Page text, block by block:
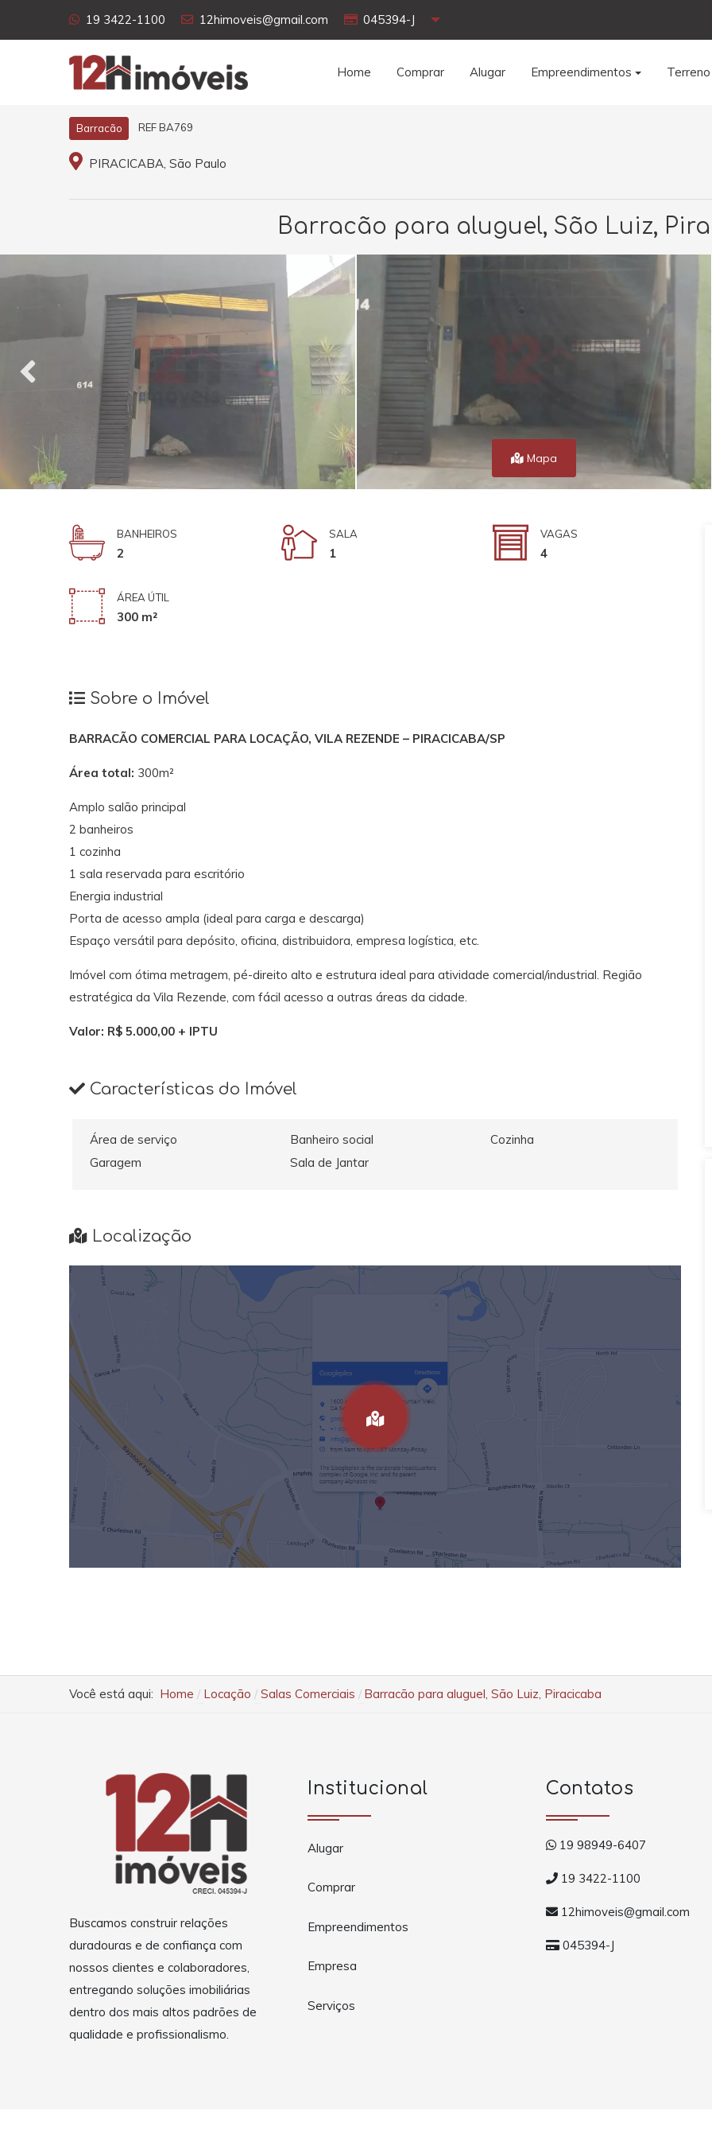
19 3422-1100 12himoveis@gmail.com 045394-J
Home Comprar Alugar Empreendimentos
Barracão REF BA769
PIRACICABA, São Paulo
Barracão para aluguel, São Luiz,
Mapa
BANHEIROS
2
SALA
1
VAGAS
4
ÁREA ÚTIL
300 m²
Sobre o Imóvel
BARRACÃO COMERCIAL PARA LOCAÇÃO, VILA REZENDE – PIRACICABA/SP
Área total: 300m²
Amplo salão principal
2 banheiros
1 cozinha
1 sala reservada para escritório
Energia industrial
Porta de acesso ampla (ideal para carga e descarga)
Espaço versátil para depósito, oficina, distribuidora, empresa logística, etc.
Imóvel com ótima metragem, pé-direito alto e estrutura ideal para atividade comercial/industrial. Região
estratégica da Vila Rezende, com fácil acesso a outras áreas da cidade.
Valor: R$ 5.000,00 + IPTU
Características do Imóvel
Área de serviço Banheiro social
Cozinha
Garagem
Sala de Jantar
Localização
Você está aqui: Home Locação Salas Comerciais Barracão para aluguel, São Luiz, Piracicaba
Buscamos construir relações
duradouras e de confiança com
nossos clientes e colaboradores,
entregando soluções imobiliárias
dentro dos mais altos padrões de
qualidade e profissionalismo.
Institucional
Alugar
Comprar
Empreendimentos
Empresa
Serviços
Contatos
19 98949-6407
19 3422-1100
12himoveis@gmail.com
045394-J